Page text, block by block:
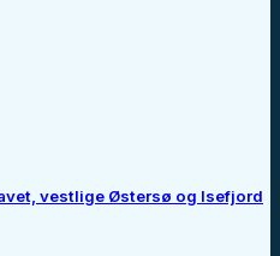
vestlige Østersø og Isefjord